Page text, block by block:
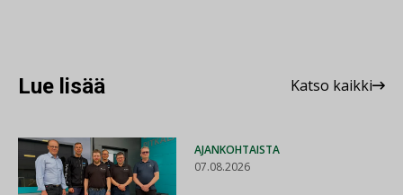
Lue lisää Katso kaikki
AJANKOHTAISTA
07.08.2026